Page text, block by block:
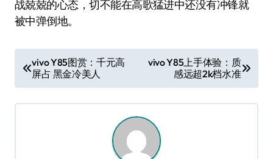
战兢兢的心态，切不能在高歌猛进中还没有冲锋就
被中弹倒地。
章
导
vivo Y85图赏：千元高
屏占 黑金冷美人
vivo Y85上手体验：质
感远超2k档水准